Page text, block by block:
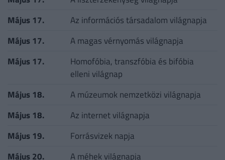
Május 17.
Az információs társadalom világnapja
Május 17.
A magas vérnyomás világnapja
Május 17.
Homofóbia, transzfóbia és bifóbia
elleni világnap
Május 18.
A múzeumok nemzetközi világnapja
Május 18.
Az internet világnapja
Május 19.
Forrásvizek napja
Május 20.
A méhek világnapja